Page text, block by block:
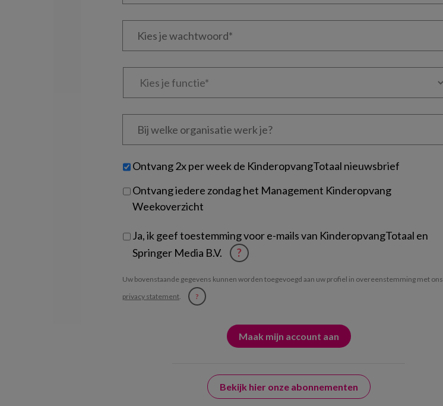
Kies
Kies
Bij
welke
je?
Untitled
Ontvang 2x per week de KinderopvangTotaal nieuwsbrief
Ontvang iedere zondag het Management Kinderopvang
Weekoverzicht
Ja, ik geef toestemming voor e-mails van KinderopvangTotaal en
Springer Media B.V.
?
Uw bovenstaande gegevens kunnen worden toegevoegd aan uw profiel in overeenstemming met ons
privacy statement. ?
Bekijk hier onze abonnementen